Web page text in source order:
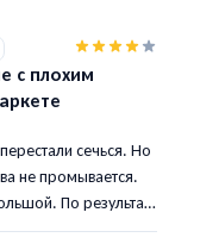
что нашли своё
с плохим
сечься. Но
не промывается.
По результату